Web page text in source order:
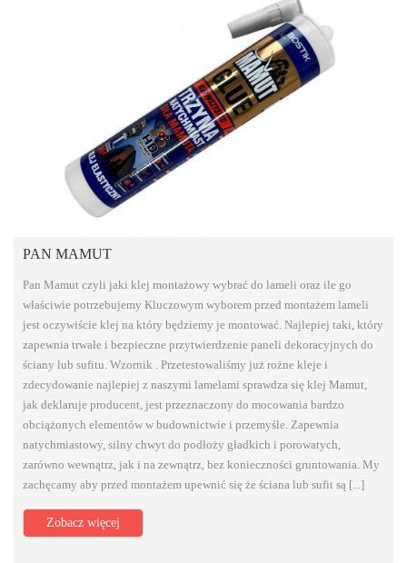
PAN MAMUT
Pan Mamut czyli jaki klej montażowy wybrać do lameli oraz ile go
właściwie potrzebujemy Kluczowym wyborem przed montażem lameli
jest oczywiście klej na który będziemy je montować. Najlepiej taki, który
zapewnia trwałe i bezpieczne przytwierdzenie paneli dekoracyjnych do
ściany lub sufitu. Wzornik . Przetestowaliśmy już rożne kleje i
zdecydowanie najlepiej z naszymi lamelami sprawdza się klej Mamut,
jak deklaruje producent, jest przeznaczony do mocowania bardzo
obciążonych elementów w budownictwie i przemyśle. Zapewnia
natychmiastowy, silny chwyt do podłoży gładkich i porowatych,
zarówno wewnątrz, jak i na zewnątrz, bez konieczności gruntowania. My
zachęcamy aby przed montażem upewnić się że ściana lub sufit są [...]
Zobacz więcej